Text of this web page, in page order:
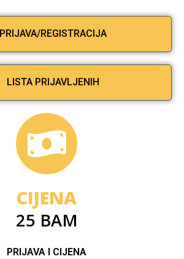
PRIJAVA/REGISTRACIJA
LISTA PRIJAVLJENIH
CIJENA
25 BAM
PRIJAVA I CIJENA